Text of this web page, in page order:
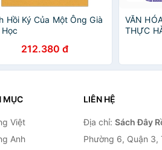
Hồi Ký Của Một Ông Già
212.380 đ
VĂN
THỰC
MỤC
Việt
Anh
LIÊN HỆ
Địa chỉ: Sách Đây
Phường 6, Quận 3,